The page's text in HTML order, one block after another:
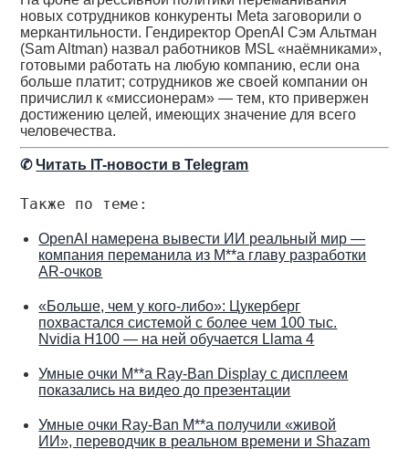
новых сотрудников конкуренты Meta заговорили о
меркантильности. Гендиректор OpenAI Сэм Альтман
(Sam Altman) назвал работников MSL «наёмниками»,
готовыми работать на любую компанию, если она
больше платит; сотрудников же своей компании он
причислил к «миссионерам» — тем, кто привержен
достижению целей, имеющих значение для всего
человечества.
✆Читать IT-новости в Telegram
Также по теме:
OpenAI намерена вывести ИИ реальный мир —
компания переманила из M**a главу разработки
AR-очков
«Больше, чем у кого-либо»: Цукерберг
похвастался системой с более чем 100 тыс.
Nvidia H100 — на ней обучается Llama 4
Умные очки M**a Ray-Ban Display с дисплеем
показались на видео до презентации
Умные очки Ray-Ban M**a получили «живой
ИИ», переводчик в реальном времени и Shazam